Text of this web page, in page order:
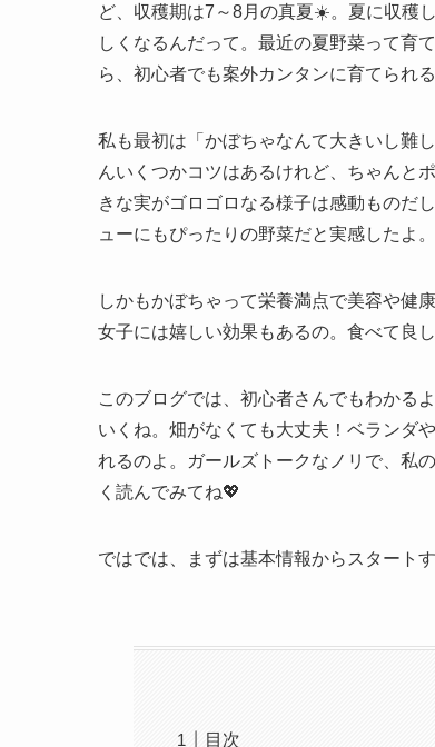
ど、収穫期は7～8月の真夏☀️。夏に収穫
しくなるんだって。最近の夏野菜って育
ら、初心者でも案外カンタンに育てられ
私も最初は「かぼちゃなんて大きいし難
んいくつかコツはあるけれど、ちゃんと
きな実がゴロゴロなる様子は感動ものだ
ューにもぴったりの野菜だと実感したよ。
しかもかぼちゃって栄養満点で美容や健
女子には嬉しい効果もあるの。食べて良
このブログでは、初心者さんでもわかる
いくね。畑がなくても大丈夫！ベランダ
れるのよ。ガールズトークなノリで、私
く読んでみてね💖
ではでは、まずは基本情報からスタート
目次